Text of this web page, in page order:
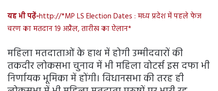
यह भी पढ़ें-http://*MP LS Election Dates : मध्य प्रदेश में पहले फेज
चरण का मतदान 19 अप्रैल, तारीख का ऐलान*
महिला मतदाताओं के हाथ में होगी उम्मीदवारों की
तकदीर लोकसभा चुनाव में भी महिला वोटर्स इस दफा भी
निर्णायक भूमिका में होंगी। विधानसभा की तरह ही